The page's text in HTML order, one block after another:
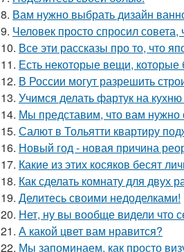
8. Вам нужно выбрать дизайн
9. Человек просто спросил совета,
10. Все эти рассказы про то, что
11. Есть некоторые вещи, которые
12. В России могут разрешить
13. Учимся делать фартук на
14. Мы представим, что вам нужно
15. Салют в Тольятти квартиру
16. Новый год - новая причина
17. Какие из этих косяков бесят
18. Как сделать комнату для двух
19. Делитесь своими недоделками!
20. Нет, ну вы вообще видели что
21. А какой цвет вам нравится?
22. Мы запоминаем, как просто